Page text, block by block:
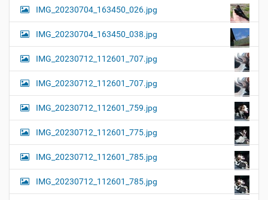
IMG_20230704_163450_026.jpg
IMG_20230704_163450_038.jpg
IMG_20230712_112601_707.jpg
IMG_20230712_112601_707.jpg
IMG_20230712_112601_759.jpg
IMG_20230712_112601_775.jpg
IMG_20230712_112601_785.jpg
IMG_20230712_112601_785.jpg